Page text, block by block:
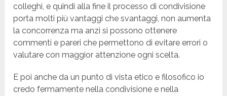
colleghi, e quindi alla fine il processo di condivisione
porta molti più vantaggi che svantaggi, non aumenta
la concorrenza ma anzi si possono ottenere
commenti e pareri che permettono di evitare errori o
valutare con maggior attenzione ogni scelta.
E poi anche da un punto di vista etico e filosofico io
credo fermamente nella condivisione e nella